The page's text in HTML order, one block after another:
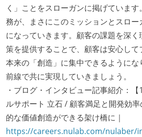
く」ことをスローガンに掲げていま
務が、まさにこのミッションとスロ
になっていきます。顧客の課題を深
策を提供することで、顧客は安心して
本来の「創造」に集中できるようにな
前線で共に実現していきましょう。
・ブログ・インタビュー記事紹介：
ルサポート 立石 / 顧客満足と開発効
的な価値創造ができる架け橋に｜
https://careers.nulab.com/nulaber/